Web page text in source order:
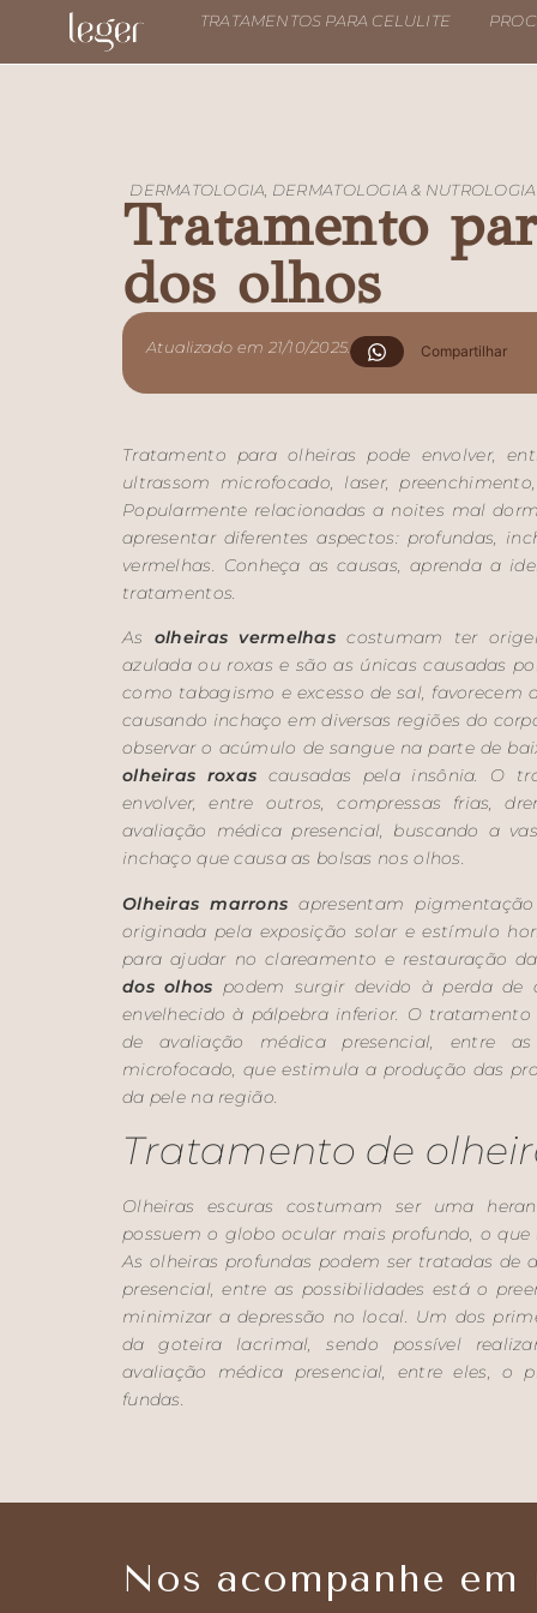
TRATAMENTOS PARA CELULITE
DERMATOLOGIA, DERMATOLOGIA & NUTROLOGIA
Tratamento
dos olhos
Atualizado em 21/10/2025. Compartilhar
Tratamento para olheiras pode envolver,
ultrassom microfocado, laser,
Popularmente relacionadas a noites mal
apresentar diferentes aspectos: profundas,
vermelhas. Conheça as causas, aprenda a
tratamentos.
As olheiras vermelhas costumam ter
azulada ou roxas e são as únicas causadas
como tabagismo e excesso de sal,
causando inchaço em diversas regiões do
observar o acúmulo de sangue na parte de
olheiras roxas causadas pela insônia. O
envolver, entre outros, compressas frias,
avaliação médica presencial, buscando a
inchaço que causa as bolsas nos olhos.
Olheiras marrons apresentam
originada pela exposição solar e estímulo
para ajudar no clareamento e restauração
dos olhos podem surgir devido à perda
envelhecido à pálpebra inferior. O
de avaliação médica presencial, entre
microfocado, que estimula a produção das
da pele na região.
Tratamento de
Olheiras escuras costumam ser uma
possuem o globo ocular mais profundo, o
As olheiras profundas podem ser tratadas de
presencial, entre as possibilidades está o
minimizar a depressão no local. Um dos
da goteira lacrimal, sendo possível
avaliação médica presencial, entre eles, o
fundas.
Nos acompanhe